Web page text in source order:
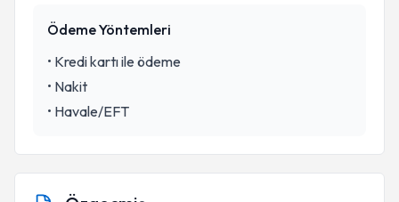
Ödeme Yöntemleri
• Kredi kartı ile ödeme
• Nakit
• Havale/EFT